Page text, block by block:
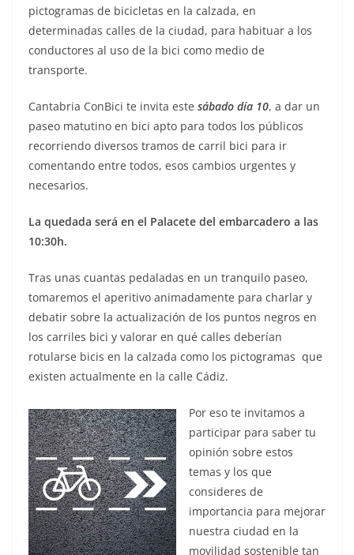
pictogramas de bicicletas en la calzada, en
determinadas calles de la ciudad, para habituar a los
conductores al uso de la bici como medio de
transporte.
Cantabria ConBici te invita este sábado día 10, a dar un
paseo matutino en bici apto para todos los públicos
recorriendo diversos tramos de carril bici para ir
comentando entre todos, esos cambios urgentes y
necesarios.
La quedada será en el Palacete del embarcadero a las
10:30h.
Tras unas cuantas pedaladas en un tranquilo paseo,
tomaremos el aperitivo animadamente para charlar y
debatir sobre la actualización de los puntos negros en
los carriles bici y valorar en qué calles deberían
rotularse bicis en la calzada como los pictogramas que
existen actualmente en la calle Cádiz.
Por eso te invitamos a
participar para saber tu
opinión sobre estos
temas y los que
consideres de
importancia para mejorar
nuestra ciudad en la
movilidad sostenible tan